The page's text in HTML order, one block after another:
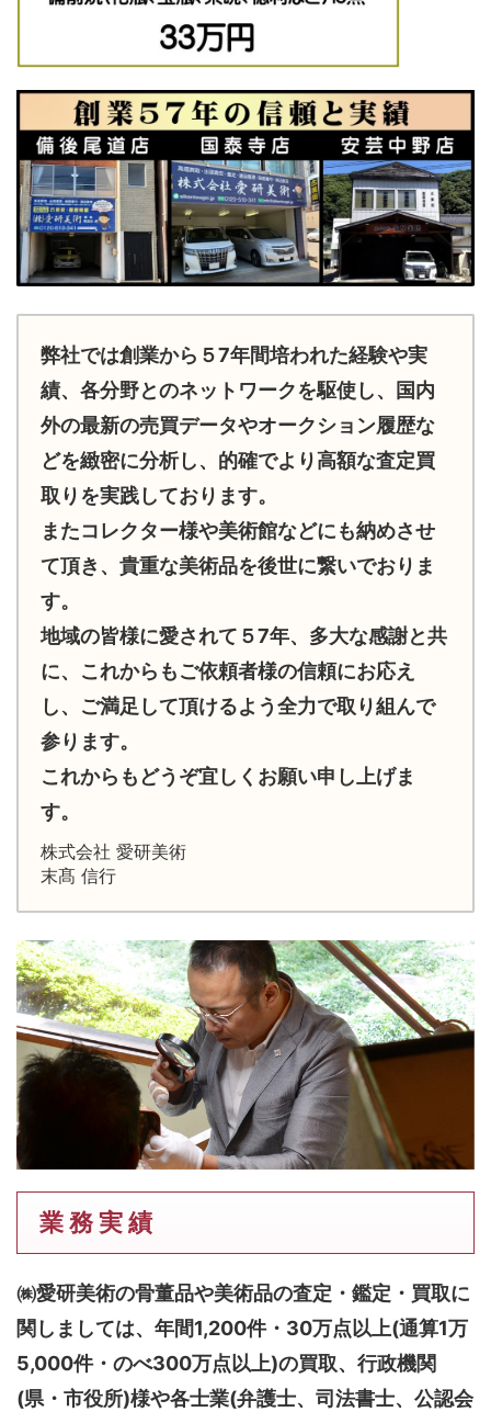
弊社では創業から５7年間培われた経験や実
績、各分野とのネットワークを駆使し、国内
外の最新の売買データやオークション履歴な
どを緻密に分析し、的確でより高額な査定買
取りを実践しております。
またコレクター様や美術館などにも納めさせ
て頂き、貴重な美術品を後世に繋いでおりま
す。
地域の皆様に愛されて５7年、多大な感謝と共
に、これからもご依頼者様の信頼にお応え
し、ご満足して頂けるよう全力で取り組んで
参ります。
これからもどうぞ宜しくお願い申し上げま
す。
株式会社 愛研美術
末髙 信行
業 務 実 績
㈱愛研美術の骨董品や美術品の査定・鑑定・買取に
関しましては、 年間1,200件・30万点以上(通算1万
5,000件・のべ300万点以上)の買取、行政機関
(県・市役所)様や各士業(弁護士、司法書士、公認会